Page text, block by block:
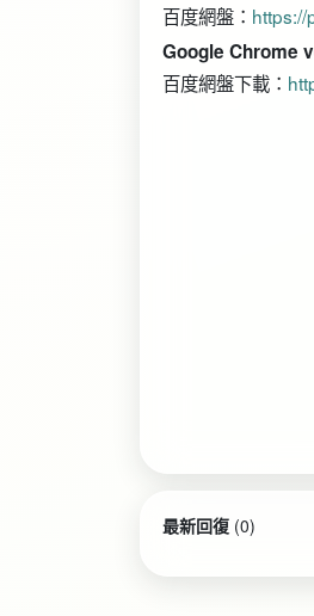
百度網盤：
Google Chrome
百度網盤下載：
最新回復(0)